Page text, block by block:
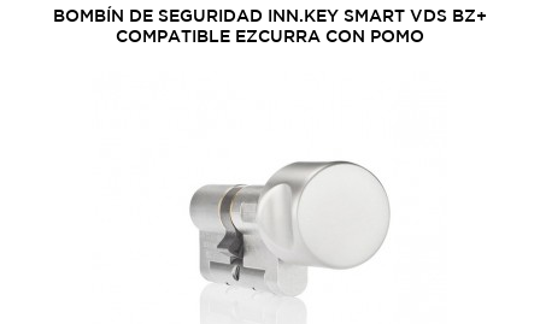
BOMBÍN DE SEGURIDAD INN.KEY SMART VDS BZ+
COMPATIBLE EZCURRA CON POMO